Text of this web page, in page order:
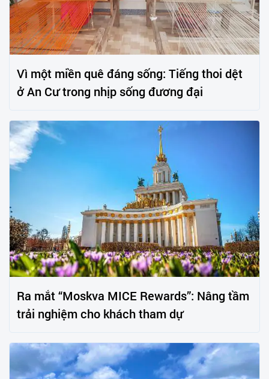
Vì một miền quê đáng sống: Tiếng thoi dệt
ở An Cư trong nhịp sống đương đại
Ra mắt “Moskva MICE Rewards”: Nâng tầm
trải nghiệm cho khách tham dự